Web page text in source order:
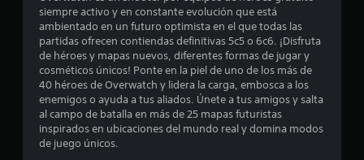
r
e
l
siempre activo y en constante evolución que está
ambientado en un futuro optimista en el que todas las
partidas ofrecen contiendas definitivas 5c5 o 6c6. ¡Disfruta
de héroes y mapas nuevos, diferentes formas de jugar y
cosméticos únicos! Ponte en la piel de uno de los más de
40 héroes de Overwatch y lidera la carga, embosca a los
enemigos o ayuda a tus aliados. Únete a tus amigos y salta
al campo de batalla en más de 25 mapas futuristas
inspirados en ubicaciones del mundo real y domina modos
de juego únicos.